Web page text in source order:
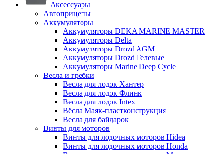
Аксессуары
Автоприцепы
Аккумуляторы
Аккумуляторы DEKA MARINE MASTER
Аккумуляторы Delta
Аккумуляторы Drozd AGM
Аккумуляторы Drozd Гелевые
Аккумуляторы Marine Deep Cycle
Весла и гребки
Весла для лодок Хантер
Весла для лодок Флинк
Весла для лодок Intex
Вёсла Маяк-пластконструкция
Весла для байдарок
Винты для моторов
Винты для лодочных моторов Hidea
Винты для лодочных моторов Honda